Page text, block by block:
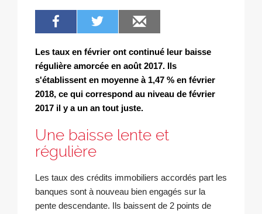
Les taux en février ont continué leur baisse
régulière amorcée en août 2017. Ils
s'établissent en moyenne à 1,47 % en février
2018, ce qui correspond au niveau de février
2017 il y a un an tout juste.
Une baisse lente et
régulière
Les taux des crédits immobiliers accordés part les
banques sont à nouveau bien engagés sur la
pente descendante. Ils baissent de 2 points de